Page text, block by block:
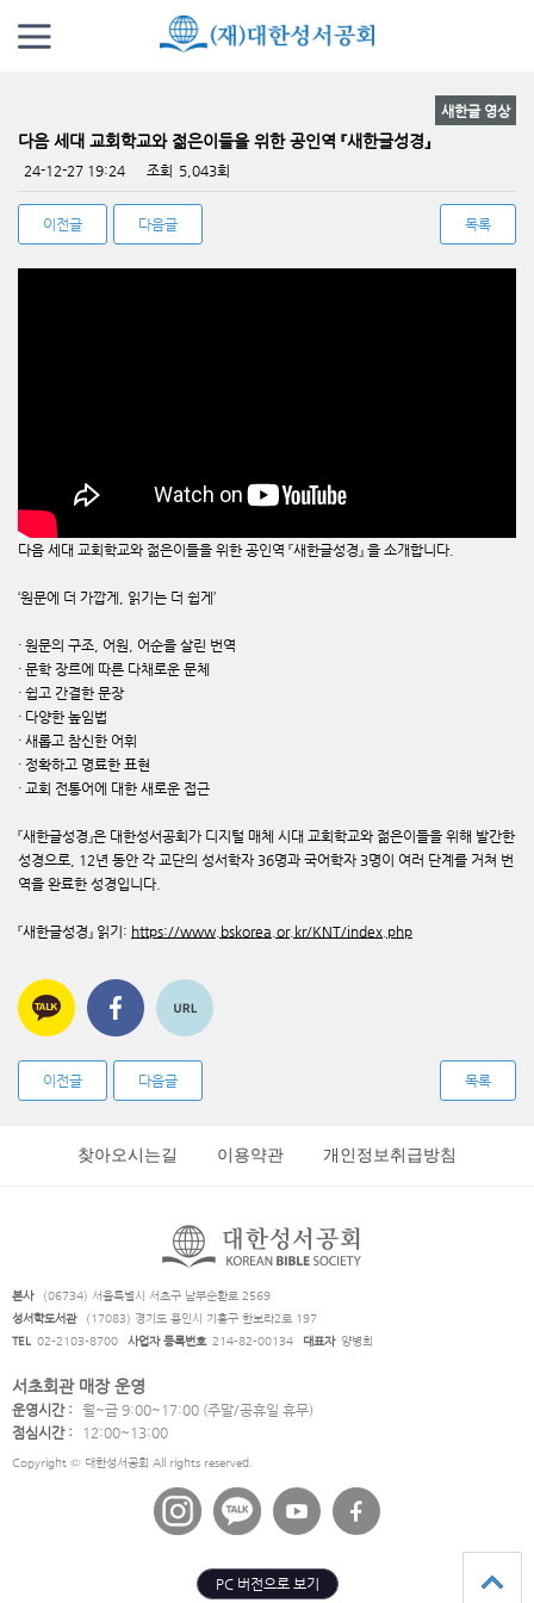
새한글 영상
다음 세대 교회학교와 젊은이들을 위한 공인역 『새한글성경』
페이지 정보
24-12-27 19:24 조회 5,043회
관련링크
이전글
다음글 목록
다음 세대 교회학교와 젊은이들을 위한 공인역 『새한글성경』 을 소개합니다.
‘원문에 더 가깝게, 읽기는 더 쉽게’
· 원문의 구조, 어원, 어순을 살린 번역
· 문학 장르에 따른 다채로운 문체
· 쉽고 간결한 문장
· 다양한 높임법
· 새롭고 참신한 어휘
· 정확하고 명료한 표현
· 교회 전통어에 대한 새로운 접근
『새한글성경』은 대한성서공회가 디지털 매체 시대 교회학교와 젊은이들을 위해 발간한
성경으로, 12년 동안 각 교단의 성서학자 36명과 국어학자 3명이 여러 단계를 거쳐 번
역을 완료한 성경입니다.
『새한글성경』 읽기: https://www.bskorea.or.kr/KNT/index.php
이전글 다음글 목록
찾아오시는길 이용약관 개인정보취급방침
본사
(06734) 서울특별시 서초구 남부순환로 2569
성서학도서관
(17083) 경기도 용인시 기흥구 한보라2로 197
TEL 02-2103-8700 사업자 등록번호 214-82-00134 대표자 양병희
서초회관 매장 운영
운영시간 :
월~금 9:00~17:00 (주말/공휴일 휴무)
점심시간 :
12:00~13:00
Copyright © 대한성서공회 All rights reserved.
PC 버전으로 보기